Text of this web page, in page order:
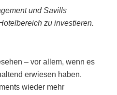
und Savills
zu investieren.
– vor allem, wenn es
erwiesen haben.
wieder mehr